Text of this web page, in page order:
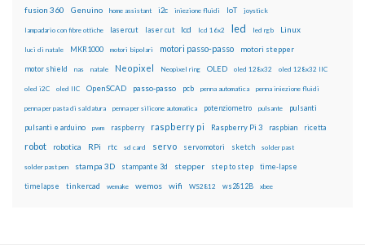
fusion 360 Genuino home assistant i2c iniezione fluidi IoT joystick
lampadario con fibre ottiche lasercut laser cut lcd lcd 16x2 led led rgb Linux
luci di natale MKR1000 motori bipolari motori passo-passo motori stepper
motor shield nas natale Neopixel Neopixel ring OLED oled 128x32 oled 128x32 IIC
oled i2C oled IIC OpenSCAD passo-passo pcb penna automatica penna iniezione fluidi
penna per pasta di saldatura penna per silicone automatica potenziometro pulsante pulsanti
pulsanti e arduino pwm raspberry raspberry pi Raspberry Pi 3 raspbian ricetta
robot robotica RPi rtc sd card servo servomotori sketch solder past
solder past pen stampa 3D stampante 3d stepper step to step time-lapse
timelapse tinkercad wemake wemos wifi WS2812 ws2812B xbee